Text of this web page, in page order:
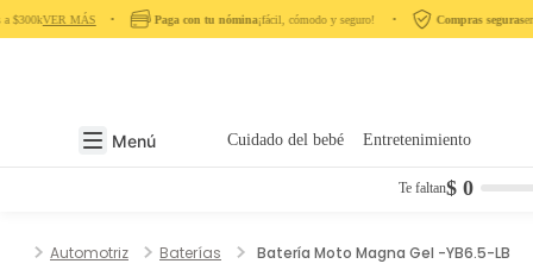
VER MÁS‎ ‎ ‎ ‎ •‎ ‎ ‎ ‎ Paga con tu nómina¡fácil, cómodo y seguro! ‎ ‎ ‎ ‎ •‎ ‎ ‎ ‎ Compras segurasen
Menú Cuidado del bebé Entretenimiento
Te faltan$ 0
Automotriz Baterías Batería Moto Magna Gel -YB6.5-LB